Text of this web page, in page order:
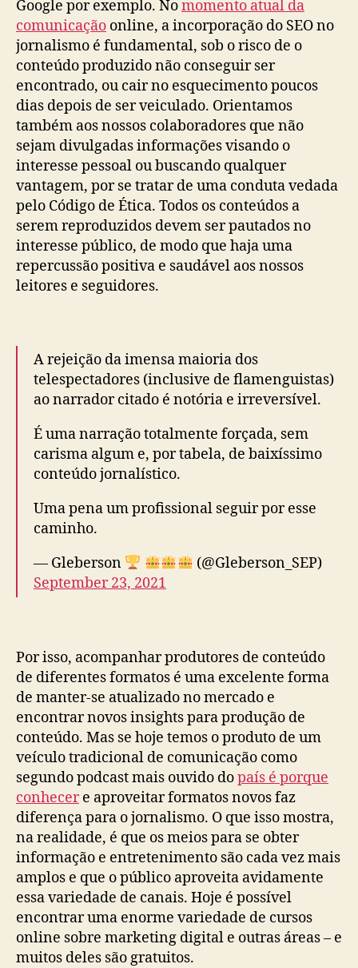
Google por exemplo. Nomomento atual da
comunicação online, a incorporação do SEO no
jornalismo é fundamental, sob o risco de o
conteúdo produzido não conseguir ser
encontrado, ou cair no esquecimento poucos
dias depois de ser veiculado. Orientamos
também aos nossos colaboradores que não
sejam divulgadas informações visando o
interesse pessoal ou buscando qualquer
vantagem, por se tratar de uma conduta vedada
pelo Código de Ética. Todos os conteúdos a
serem reproduzidos devem ser pautados no
interesse público, de modo que haja uma
repercussão positiva e saudável aos nossos
leitores e seguidores.
A rejeição da imensa maioria dos
telespectadores (inclusive de flamenguistas)
ao narrador citado é notória e irreversível.
É uma narração totalmente forçada, sem
carisma algum e, por tabela, de baixíssimo
conteúdo jornalístico.
Uma pena um profissional seguir por esse
caminho.
— Gleberson
(@Gleberson_SEP)
September 23, 2021
Por isso, acompanhar produtores de conteúdo
de diferentes formatos é uma excelente forma
de manter-se atualizado no mercado e
encontrar novos insights para produção de
conteúdo. Mas se hoje temos o produto de um
veículo tradicional de comunicação como
segundo podcast mais ouvido dopaís é porque
conhecere aproveitar formatos novos faz
diferença para o jornalismo. O que isso mostra,
na realidade, é que os meios para se obter
informação e entretenimento são cada vez mais
amplos e que o público aproveita avidamente
essa variedade de canais. Hoje é possível
encontrar uma enorme variedade de cursos
online sobre marketing digital e outras áreas – e
muitos deles são gratuitos.